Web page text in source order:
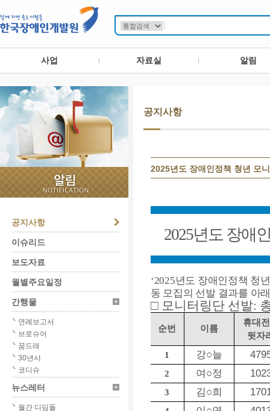
사업 자료실 알림
공지사항
이슈리드
보도자료
월별주요일정
간행물
연례보고서
브로슈어
꿈드래
30년사
코디슈
뉴스레터
월간 디딤돌
공지사항
2025년도 장애인정책 청년 모
2025년도 장애
‘2025년도 장애인정책 청
동 모집의 선발 결과를 아
□ 모니터링단 선발:
순번 이름
휴대
뒷자
1
강○늘
2 여 ○정
3 김○희